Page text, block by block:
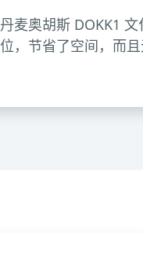
丹麦奥胡斯 DOKK1
位，节省了空间，而